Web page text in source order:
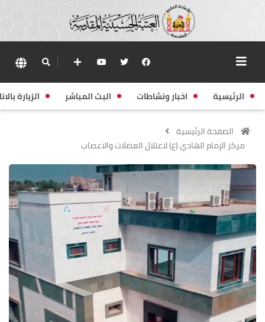
الرئيسية اخبار ونشاطات البث المباشر الزيارة
الصفحة الرئيسية
مركز الإمام الهادي (ع) لاعتلال العضلات والاعصاب